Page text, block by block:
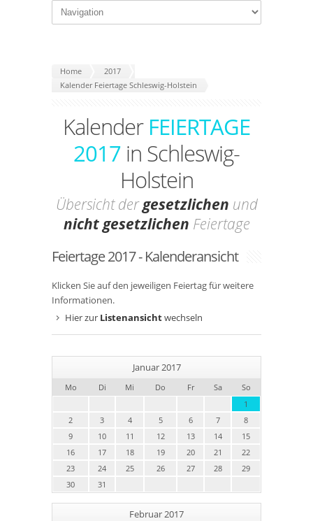
Home
2017
Kalender Feiertage Schleswig-Holstein
Kalender FEIERTAGE
2017 in Schleswig-
Holstein
Übersicht dergesetzlichen und
nicht gesetzlichen Feiertage
Feiertage 2017 - Kalenderansicht
Klicken Sie auf den jeweiligen Feiertag für weitere
Informationen.
Hier zur Listenansichtwechseln
Januar 2017
Mo Di Mi Do Fr Sa
So
1
2
3 4 5 6 7
8
9
10 11 12 13 14
15
16
17 18 19 20 21
22
23
24 25 26 27 28
29
30
31
Februar 2017